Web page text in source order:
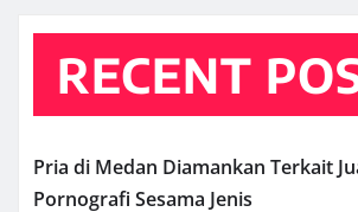
RECENT
Pria di Medan Diamankan Terkait
Pornografi Sesama Jenis